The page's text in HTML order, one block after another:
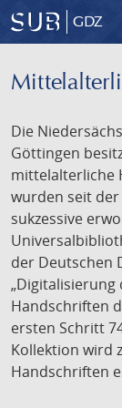
GDZ
Die
Göttingen
mittelalterliche
wurden seit
sukzessive
der Deutschen
Handschriften
ersten Schritt
Kollektion wird
Handschriften